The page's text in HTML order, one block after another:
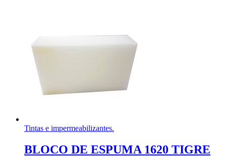
Tintas e impermeabilizantes.
BLOCO DE ESPUMA 1620 TIGRE